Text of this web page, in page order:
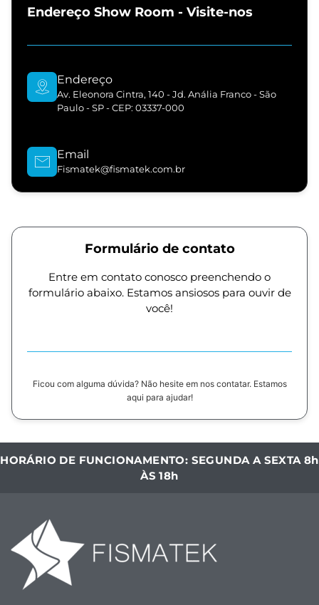
Endereço Show Room - Visite-nos
Endereço
Av. Eleonora Cintra, 140 - Jd. Anália Franco - São
Paulo - SP - CEP: 03337-000
Email
Fismatek@fismatek.com.br
Formulário de contato
Entre em contato conosco preenchendo o
formulário abaixo. Estamos ansiosos para ouvir de
você!
Ficou com alguma dúvida? Não hesite em nos contatar. Estamos
aqui para ajudar!
HORÁRIO DE FUNCIONAMENTO: SEGUNDA A SEXTA 8h
ÀS 18h